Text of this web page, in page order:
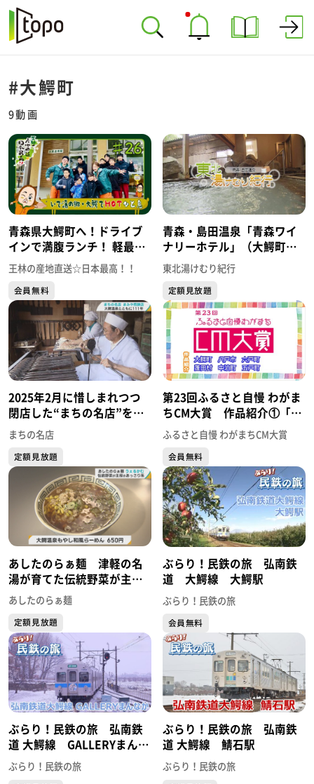
#大鰐町
9動画
青森県大鰐町へ！ドライブ
インで満腹ランチ！ 軽最古
の仏像！路上で熱唱する少
王林の産地直送☆日本最高！！
会員無料
青森・島田温泉「青森ワイ
ナリーホテル」（大鰐町）
～「東北湯けむり紀行」～
東北湯けむり紀行
定額見放題
2025年2月に惜しまれつつ
閉店した“まちの名店”をプ
レイバック 「まみや煎餅
花生と3代目夫婦の愛情がた
っぷり入った手焼きせんべ
まちの名店
定額見放題
第23回ふるさと自慢 わがま
ちCM大賞 作品紹介①「大
鰐町・八戸市・六戸町・蓬
ふるさと自慢 わがまちCM大賞
会員無料
あしたのらぁ麺 津軽の名
湯が育てた伝統野菜が主
役！大鰐温泉もやし和風ら
あしたのらぁ麺
定額見放題
ぶらり！民鉄の旅 弘南鉄
道 大鰐線 大鰐駅
ぶらり！民鉄の旅
会員無料
ぶらり！民鉄の旅 弘南鉄
道 大鰐線 GALLERYまんな
か
ぶらり！民鉄の旅
ぶらり！民鉄の旅 弘南鉄
道 大鰐線 鯖石駅
ぶらり！民鉄の旅